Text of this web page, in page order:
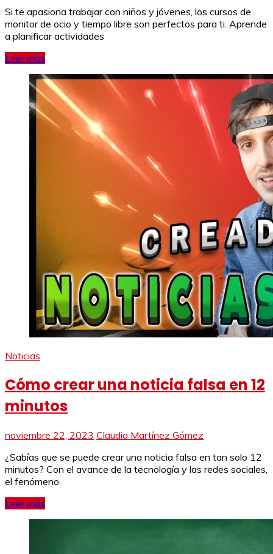
Si te apasiona trabajar con niños y jóvenes, los cursos de
monitor de ocio y tiempo libre son perfectos para ti. Aprende
a planificar actividades
Leer más
Noticias
Cómo crear una noticia falsa en 12
minutos
noviembre 22, 2023 Claudia Martínez Gómez
¿Sabías que se puede crear una noticia falsa en tan solo 12
minutos? Con el avance de la tecnología y las redes sociales,
el fenómeno
Leer más